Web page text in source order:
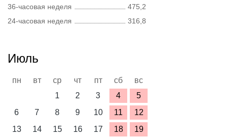
36-часовая неделя
475,2
24-часовая неделя
316,8
Июль
пн вт ср чт пт сб
вс
1
2 3 4
5
6
7 8 9 10 11
12
13
14 15 16 17 18
19